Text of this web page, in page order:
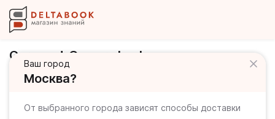
Ваш город
Москва?
От выбранного города зависят способы доставки
Garwood-Gowers Leah
Книги автора